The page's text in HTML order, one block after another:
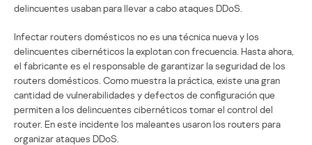
delincuentes usaban para llevar a cabo ataques DDoS.
Infectar routers domésticos no es una técnica nueva y los
delincuentes cibernéticos la explotan con frecuencia. Hasta ahora,
el fabricante es el responsable de garantizar la seguridad de los
routers domésticos. Como muestra la práctica, existe una gran
cantidad de vulnerabilidades y defectos de configuración que
permiten a los delincuentes cibernéticos tomar el control del
router. En este incidente los maleantes usaron los routers para
organizar ataques DDoS.